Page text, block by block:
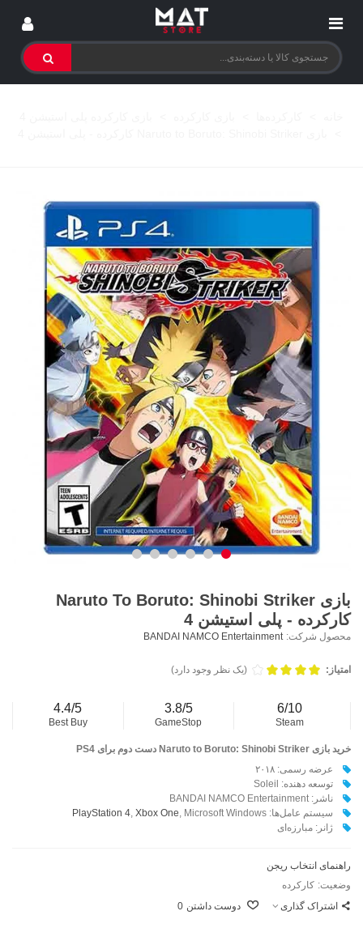
بازی Naruto To Boruto: Shinobi Striker
کارکرده - پلی استیشن 4
محصول شرکت: BANDAI NAMCO Entertainment
امتیاز: (یک نظر وجود دارد)
6/10
Steam
3.8/5
GameStop
4.4/5
Best Buy
خرید بازی Naruto to Boruto: Shinobi Striker دست دوم برای PS4
عرضه رسمی: ۲۰۱۸
توسعه دهنده: Soleil
ناشر: BANDAI NAMCO Entertainment
سیستم عامل‌ها:
PlayStation 4, Xbox One , Microsoft Windows
ژانر: مبارزه‌ای
راهنمای انتخاب ریجن
وضعیت: کارکرده
اشتراک گذاری
دوست داشتن 0